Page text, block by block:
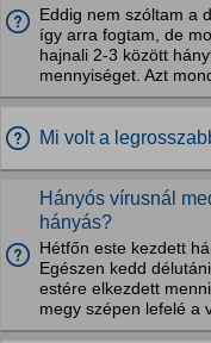
Eddig nem szóltam a
így arra fogtam, de
hajnali 2-3 között
mennyiséget. Azt
Mi volt a
Hányós vírusnál
hányás?
Hétfőn este kezdett
Egészen kedd
estére elkezdett
megy szépen lefelé a